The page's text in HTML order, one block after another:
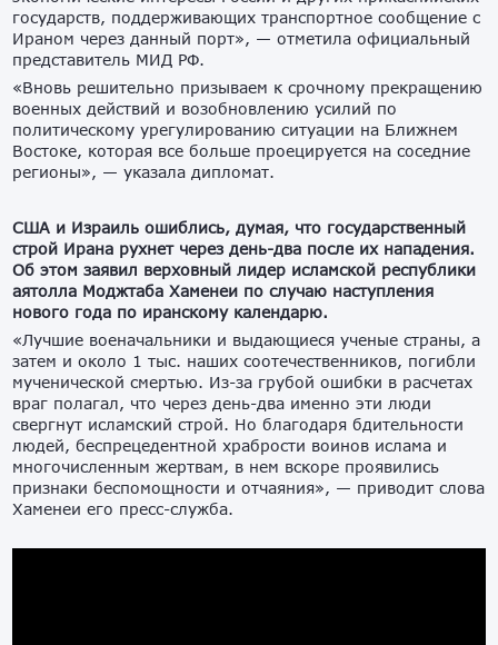
государств, поддерживающих транспортное сообщение с
Ираном через данный порт», — отметила официальный
представитель МИД РФ.
«Вновь решительно призываем к срочному прекращению
военных действий и возобновлению усилий по
политическому урегулированию ситуации на Ближнем
Востоке, которая все больше проецируется на соседние
регионы», — указала дипломат.
США и Израиль ошиблись, думая, что государственный
строй Ирана рухнет через день-два после их нападения.
Об этом заявил верховный лидер исламской республики
аятолла Моджтаба Хаменеи по случаю наступления
нового года по иранскому календарю.
«Лучшие военачальники и выдающиеся ученые страны, а
затем и около 1 тыс. наших соотечественников, погибли
мученической смертью. Из-за грубой ошибки в расчетах
враг полагал, что через день-два именно эти люди
свергнут исламский строй. Но благодаря бдительности
людей, беспрецедентной храбрости воинов ислама и
многочисленным жертвам, в нем вскоре проявились
признаки беспомощности и отчаяния», — приводит слова
Хаменеи его пресс-служба.